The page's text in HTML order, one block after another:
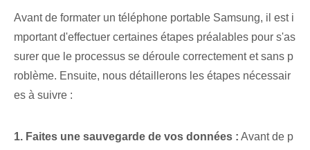
Avant de formater un téléphone portable Samsung, il est i
mportant d'effectuer certaines étapes préalables pour s'as
surer que le processus se déroule correctement et sans p
roblème. Ensuite, nous détaillerons les étapes nécessair
es à suivre :
1. Faites une sauvegarde de vos données : Avant de p